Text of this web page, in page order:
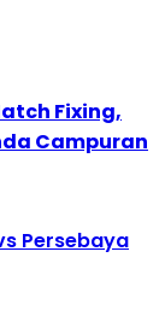
Fixing,
Campuran
Persebaya